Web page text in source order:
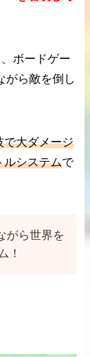
ボードゲー
がら敵を倒し
で大ダメージ
ルシステムで
がら世界を
！